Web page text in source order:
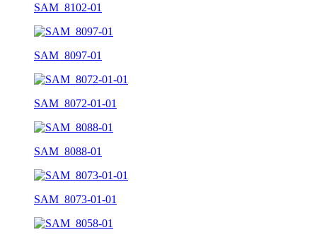
SAM_8102-01
SAM_8097-01
SAM_8072-01-01
SAM_8088-01
SAM_8073-01-01